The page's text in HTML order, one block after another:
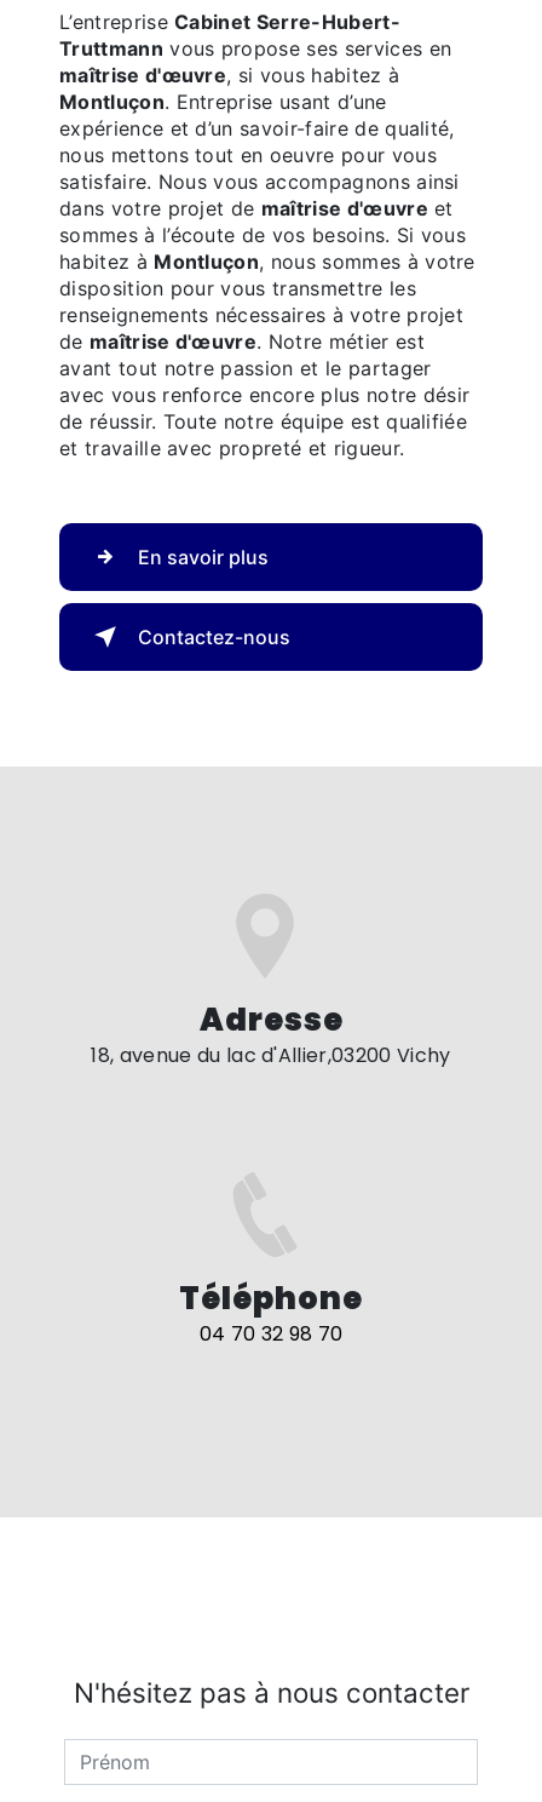
L’entrepriseCabinet Serre-Hubert-
Truttmann vous propose ses services en
maîtrise d'œuvre, si vous habitez à
Montluçon. Entreprise usant d’une
expérience et d’un savoir-faire de qualité,
nous mettons tout en oeuvre pour vous
satisfaire. Nous vous accompagnons ainsi
dans votre projet de maîtrise d'œuvre et
sommes à l’écoute de vos besoins. Si vous
habitez à Montluçon, nous sommes à votre
disposition pour vous transmettre les
renseignements nécessaires à votre projet
de maîtrise d'œuvre. Notre métier est
avant tout notre passion et le partager
avec vous renforce encore plus notre désir
de réussir. Toute notre équipe est qualifiée
et travaille avec propreté et rigueur.
En savoir plus
Contactez-nous
Adresse
18, avenue du lac d'Allier,03200 Vichy
Téléphone
04 70 32 98 70
N'hésitez pas à nous contacter